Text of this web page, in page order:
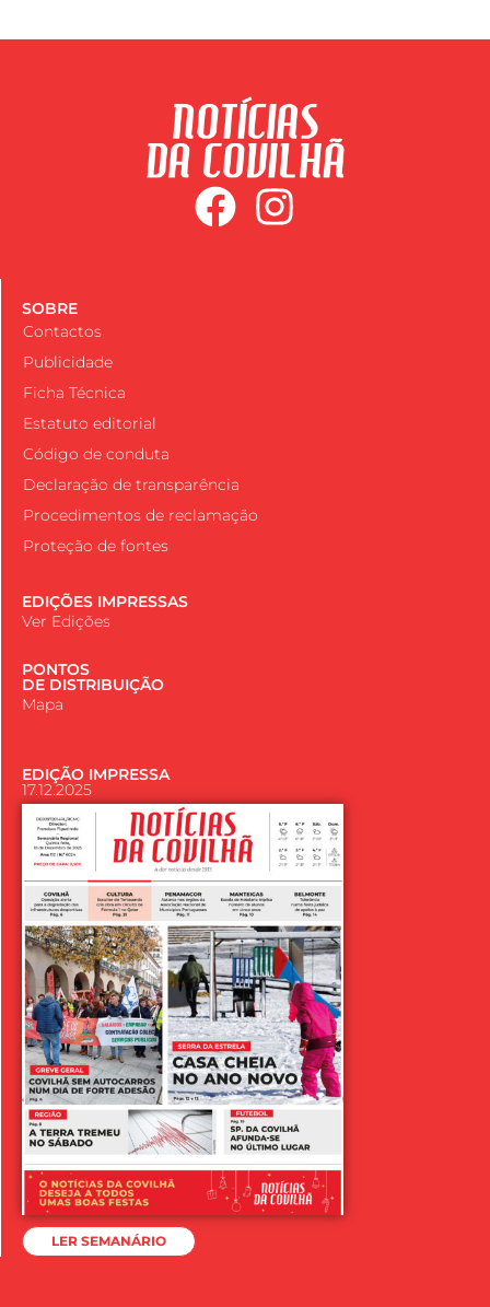
SOBRE
Contactos
Publicidade
Ficha Técnica
Estatuto editorial
Código de conduta
Declaração de transparência
Procedimentos de reclamação
Proteção de fontes
EDIÇÕES IMPRESSAS
Ver Edições
PONTOS
DE DISTRIBUIÇÃO
Mapa
EDIÇÃO IMPRESSA
17.12.2025
LER SEMANÁRIO